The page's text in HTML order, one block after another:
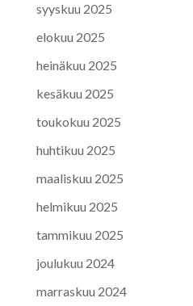
syyskuu 2025
elokuu 2025
heinäkuu 2025
kesäkuu 2025
toukokuu 2025
huhtikuu 2025
maaliskuu 2025
helmikuu 2025
tammikuu 2025
joulukuu 2024
marraskuu 2024